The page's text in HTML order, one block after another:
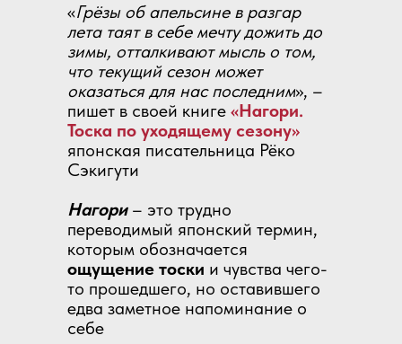
«Грёзы об апельсине в разгар
лета таят в себе мечту дожить до
зимы, отталкивают мысль о том,
что текущий сезон может
оказаться для нас последним», –
пишет в своей книге «Нагори.
Тоска по уходящему сезону»
японская писательница Рёко
Сэкигути
Нагори – это трудно
переводимый японский термин,
которым обозначается
ощущение тоски и чувства чего-
то прошедшего, но оставившего
едва заметное напоминание о
себе